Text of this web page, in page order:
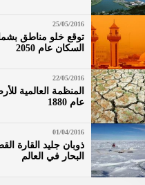
25/05/2016
توقع خلو مناطق
السكان عام 2050
22/05/2016
المنظمة العالمية
عام 1880
01/04/2016
ذوبان جليد القارة
البحار في العالم